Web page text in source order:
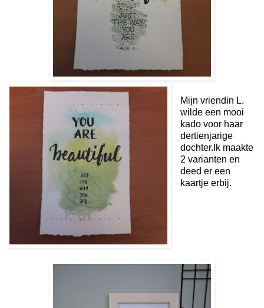
Mijn vriendin L.
wilde een mooi
kado voor haar
dertienjarige
dochter.Ik maakte
2 varianten en
deed er een
kaartje erbij.